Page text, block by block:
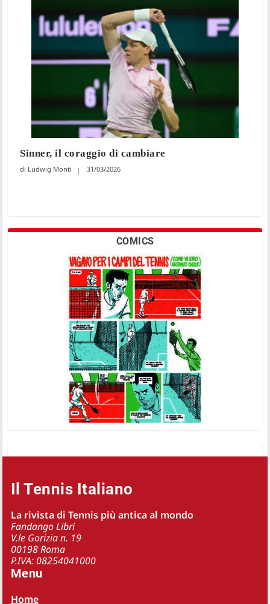
Sinner, il coraggio di cambiare
Ludwig Monti 31/03/2026
COMICS
Il Tennis Italiano
La rivista di Tennis più antica al mondo
Fandango Libri
V.le Gorizia n. 19
00198 Roma
P.IVA: 08254041000
Menu
Home